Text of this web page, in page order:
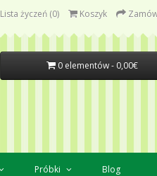
Lista życzeń (0) Koszyk
0 elementów - 0,00€
Próbki Blog